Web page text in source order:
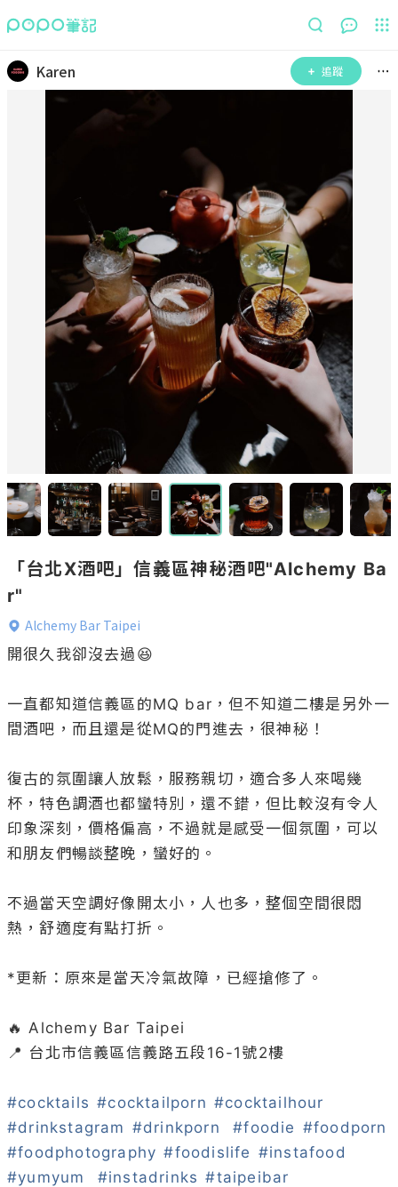
Karen 追蹤
「台北X酒吧」信義區神秘酒吧"Alchemy Ba
r"
Alchemy Bar Taipei
開很久我卻沒去過😆
一直都知道信義區的MQ bar，但不知道二樓是另外一
間酒吧，而且還是從MQ的門進去，很神秘！
復古的氛圍讓人放鬆，服務親切，適合多人來喝幾
杯，特色調酒也都蠻特別，還不錯，但比較沒有令人
印象深刻，價格偏高，不過就是感受一個氛圍，可以
和朋友們暢談整晚，蠻好的。
不過當天空調好像開太小，人也多，整個空間很悶
熱，舒適度有點打折。
*更新：原來是當天冷氣故障，已經搶修了。
🔥 Alchemy Bar Taipei
📍 台北市信義區信義路五段16-1號2樓
#cocktails #cocktailporn #cocktailhour
#drinkstagram #drinkporn #foodie #foodporn
#foodphotography #foodislife #instafood
#yumyum
#instadrinks #taipeibar